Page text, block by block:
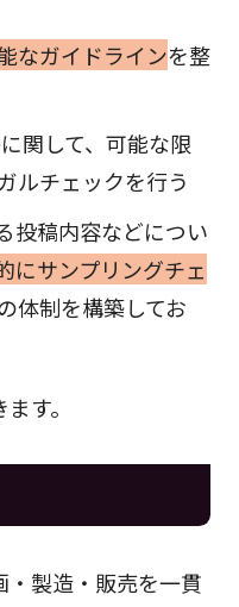
なガイドラインを整
関して、可能な限
ルチェックを行う
投稿内容などについ
にサンプリングチェ
体制を構築してお
す。
・製造・販売を一貫